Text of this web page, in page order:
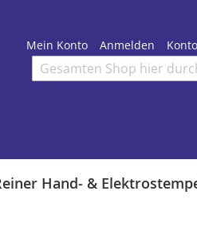
Mein Konto
Anmelden
Hand- &